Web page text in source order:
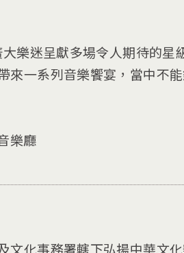
樂迷呈獻多場令人期待的星
來一系列音樂饗宴，當中不
樂廳
文化事務署轄下弘揚中華文